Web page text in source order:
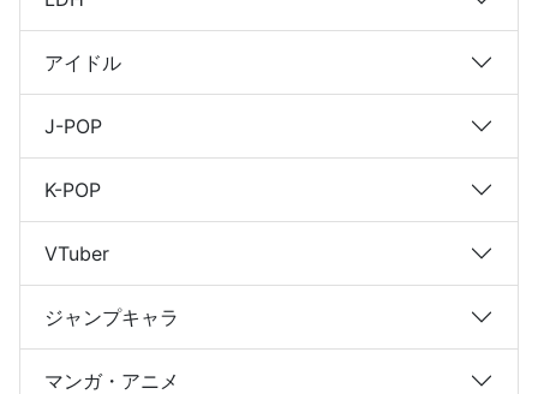
アイドル
J-POP
K-POP
VTuber
ジャンプキャラ
マンガ・アニメ